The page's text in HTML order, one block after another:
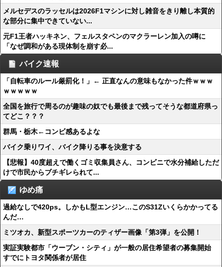
メルセデスのラッセルは2026F1マシンに対し雑音をきり離し本質的
な部分に集中できていない...
元F1王者ハッキネン、フェルスタペンのマクラーレン加入の噂に
「なぜ調和がある現体制を崩す必...
バイク速報
「自転車のルール厳罰化！」← 正直なんの意味もなかった件ｗｗｗ
ｗｗｗｗｗ
全国を旅行で周るのが趣味の奴でも最後まで残ってそうな都道府県っ
てどこ？？？
群馬・栃木←コンビ感あるよな
バイク乗りワイ、バイク降りる事を決意する
【悲報】40度超えで働くゴミ収集員さん、コンビニで水分補給しただ
けで市民からブチギレられて...
ゆめ痛
過給なしで420ps。しかもL型エンジン…このS31Zいくらかかってる
んだ…
ミツオカ、新型スポーツカーのティザー画像「第3弾」を公開！
実証実験都市「ウーブン・シティ」が一般の居住希望者の募集開始
すでにトヨタ関係者が居住